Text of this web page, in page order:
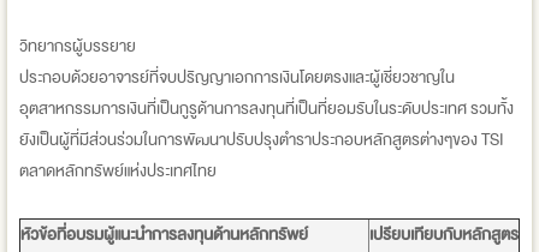
วิทยากรผู้บรรยาย
ประกอบด้วยอาจารย์ที่จบปริญญาเอกการเงินโดยตรงและผู้เชี่ยวชาญใน
อุตสาหกรรมการเงินที่เป็นกูรูด้านการลงทุนที่เป็นที่ยอมรับในระดับประเทศ รวมทั้ง
ยังเป็นผู้ที่มีส่วนร่วมในการพัฒนาปรับปรุงตำราประกอบหลักสูตรต่างๆของ TSI
ตลาดหลักทรัพย์แห่งประเทศไทย
หัวข้อที่อบรมผู้แนะนำการลงทุนด้านหลักทรัพย์
เปรียบเทียบกับหลักสูตร